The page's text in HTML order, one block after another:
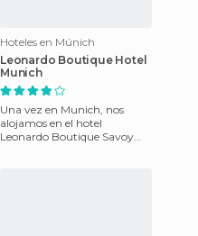
Hoteles en Múnich
Leonardo Boutique Hotel
Munich
Una vez en Munich, nos
alojamos en el hotel
Leonardo Boutique Savoy